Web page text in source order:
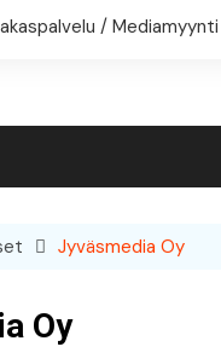
/ Mediamyynti
Jyväsmedia Oy
Oy